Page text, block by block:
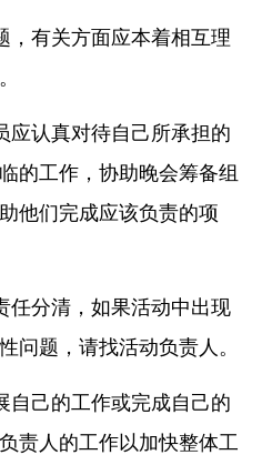
，有关方面应本着相互理
应认真对待自己所承担的
的工作，协助晚会筹备组
他们完成应该负责的项
任分清，如果活动中出现
问题，请找活动负责人。
自己的工作或完成自己的
责人的工作以加快整体工